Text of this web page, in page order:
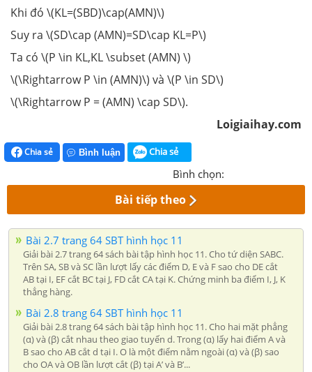
Khi đó \(KL=(SBD)\cap(AMN)\)
Suy ra \(SD\cap (AMN)=SD\cap KL=P\)
Ta có \(P \in KL,KL \subset (AMN) \)
\(\Rightarrow P \in (AMN)\) và \(P \in SD\)
\(\Rightarrow P = (AMN) \cap SD\).
Loigiaihay.com
Chia sẻ Bình luận Chia sẻ
Bình chọn:
Bài tiếp theo
Bài 2.7 trang 64 SBT hình học 11
Giải bài 2.7 trang 64 sách bài tập hình học 11. Cho tứ diện SABC.
Trên SA, SB và SC lần lượt lấy các điểm D, E và F sao cho DE cắt
AB tại I, EF cắt BC tại J, FD cắt CA tại K. Chứng minh ba điểm I, J, K
thẳng hàng.
Bài 2.8 trang 64 SBT hình học 11
Giải bài 2.8 trang 64 sách bài tập hình học 11. Cho hai mặt phẳng
(α) và (β) cắt nhau theo giao tuyến d. Trong (α) lấy hai điểm A và
B sao cho AB cắt d tại I. O là một điểm nằm ngoài (α) và (β) sao
cho OA và OB lần lượt cắt (β) tại A’ và B’...